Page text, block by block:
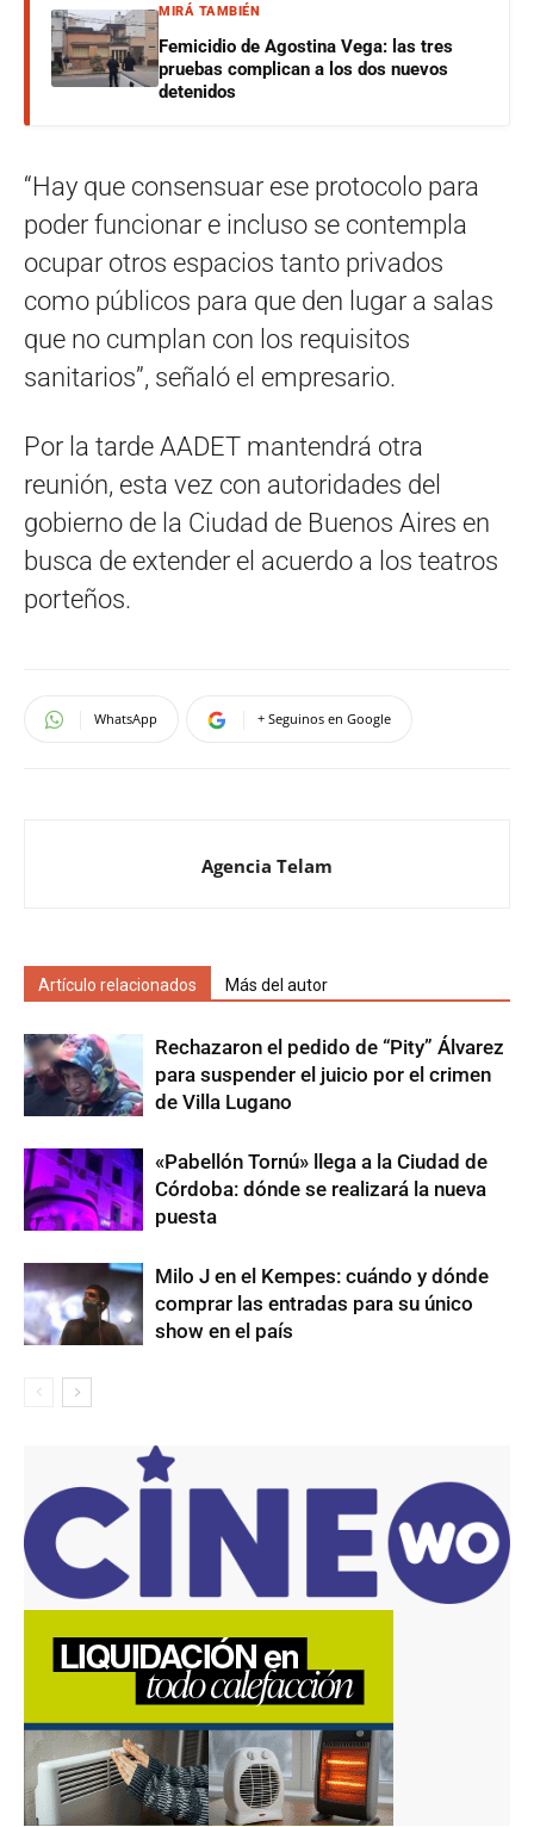
MIRÁ TAMBIÉN
Femicidio de Agostina Vega: las tres
pruebas complican a los dos nuevos
detenidos
“Hay que consensuar ese protocolo para
poder funcionar e incluso se contempla
ocupar otros espacios tanto privados
como públicos para que den lugar a salas
que no cumplan con los requisitos
sanitarios”, señaló el empresario.
Por la tarde AADET mantendrá otra
reunión, esta vez con autoridades del
gobierno de la Ciudad de Buenos Aires en
busca de extender el acuerdo a los teatros
porteños.
WhatsApp + Seguinos en Google
Agencia Telam
Artículo relacionados Más del autor
Rechazaron el pedido de “Pity” Álvarez
para suspender el juicio por el crimen
de Villa Lugano
«Pabellón Tornú» llega a la Ciudad de
Córdoba: dónde se realizará la nueva
puesta
Milo J en el Kempes: cuándo y dónde
comprar las entradas para su único
show en el país